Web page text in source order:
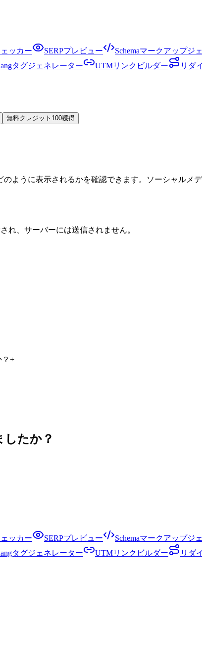
ッカー SERPプレビュー Schemaマークアップジ
タグジェネレーター UTMリンクビルダー リダ
無料クレジット100獲得
のように表示されるかを確認できます。ソーシャルメ
れ、サーバーには送信されません。
+
たか？
ッカー SERPプレビュー Schemaマークアップジ
タグジェネレーター UTMリンクビルダー リダ